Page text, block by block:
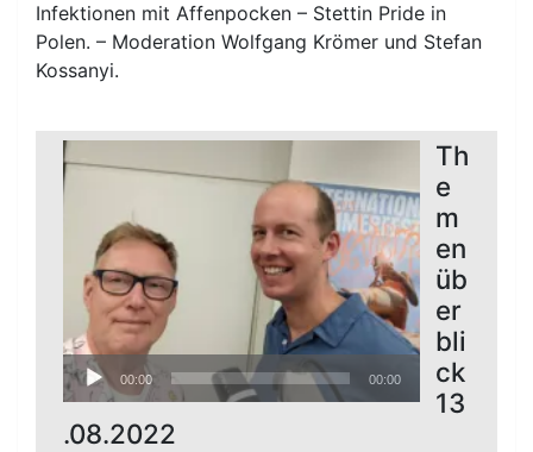
Infektionen mit Affenpocken – Stettin Pride in
Polen. – Moderation Wolfgang Krömer und Stefan
Kossanyi.
Audio-
Player
00:00 00:00
Th
e
m
en
üb
er
bli
ck
13
.08.2022